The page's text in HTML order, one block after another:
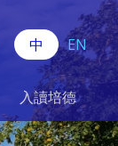
入讀培德
中 EN